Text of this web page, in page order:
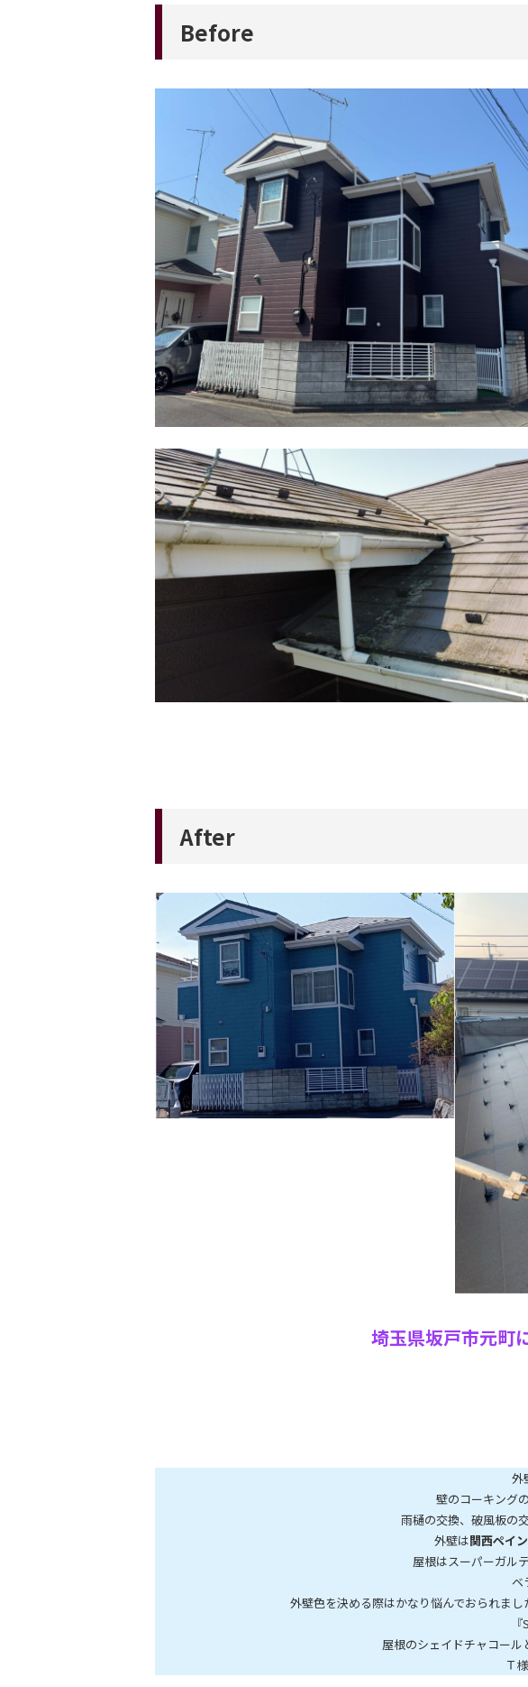
Before
After
埼玉県坂戸市元町
外
壁のコーキング
雨樋の交換、破風板の
外壁は関西ペイ
屋根はスーパーガル
ベ
外壁色を決める際はかなり悩んでおられま
屋根のシェイドチャコー
Ｔ